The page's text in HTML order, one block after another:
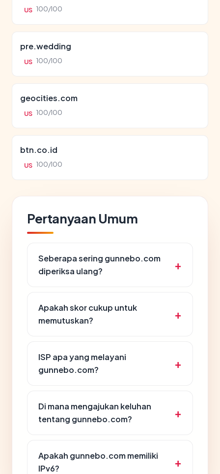
US 100/100
pre.wedding
US 100/100
geocities.com
US 100/100
btn.co.id
US 100/100
Pertanyaan Umum
Seberapa sering gunnebo.com
diperiksa ulang?
Apakah skor cukup untuk
memutuskan?
ISP apa yang melayani
gunnebo.com?
Di mana mengajukan keluhan
tentang gunnebo.com?
Apakah gunnebo.com memiliki
IPv6?